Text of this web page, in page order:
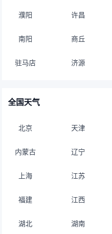
濮阳 许昌
南阳 商丘
驻马店 济源
全国天气
北京 天津
内蒙古 辽宁
上海 江苏
福建 江西
湖北 湖南